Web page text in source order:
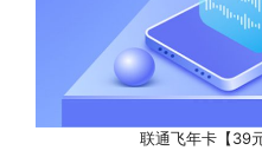
联通飞年卡【39